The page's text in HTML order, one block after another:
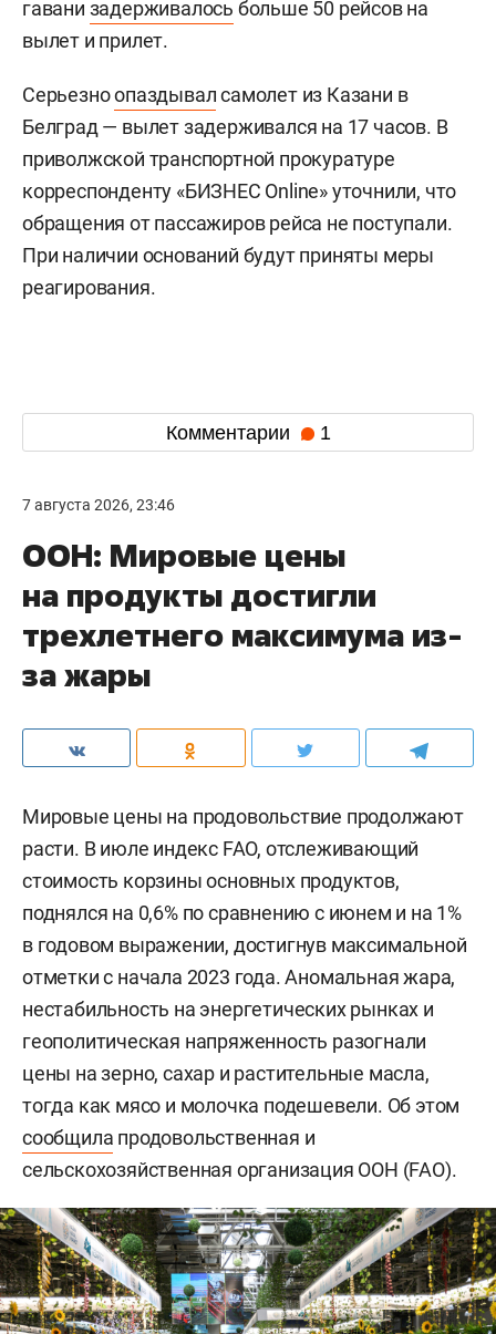
гавани задерживалось больше 50 рейсов на
вылет и прилет.
Серьезноопаздывалсамолет из Казани в
Белград — вылет задерживался на 17 часов. В
приволжской транспортной прокуратуре
корреспонденту «БИЗНЕС Online» уточнили, что
обращения от пассажиров рейса не поступали.
При наличии оснований будут приняты меры
реагирования.
Комментарии 1
7 августа 2026, 23:46
ООН: Мировые цены
на продукты достигли
трехлетнего максимума из-
за жары
Мировые цены на продовольствие продолжают
расти. В июле индекс FAO, отслеживающий
стоимость корзины основных продуктов,
поднялся на 0,6% по сравнению с июнем и на 1%
в годовом выражении, достигнув максимальной
отметки с начала 2023 года. Аномальная жара,
нестабильность на энергетических рынках и
геополитическая напряженность разогнали
цены на зерно, сахар и растительные масла,
тогда как мясо и молочка подешевели. Об этом
сообщила продовольственная и
сельскохозяйственная организация ООН (FAO).